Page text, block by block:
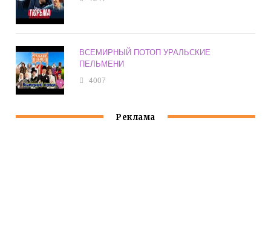
ВСЕМИРНЫЙ ПОТОП УРАЛЬСКИЕ
ПЕЛЬМЕНИ
4007
Реклама